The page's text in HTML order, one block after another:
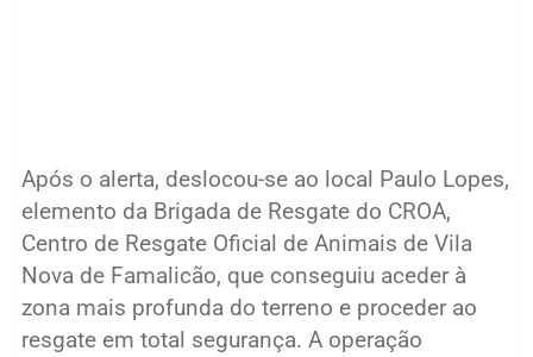
Após o alerta, deslocou-se ao local Paulo Lopes,
elemento da Brigada de Resgate do CROA,
Centro de Resgate Oficial de Animais de Vila
Nova de Famalicão, que conseguiu aceder à
zona mais profunda do terreno e proceder ao
resgate em total segurança. A operação